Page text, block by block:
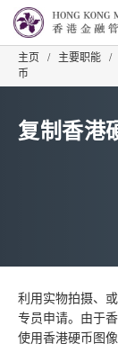
主页 / 主要职能 /
币
复制香港
利用实物拍摄、
专员申请。由于
使用香港硬币图